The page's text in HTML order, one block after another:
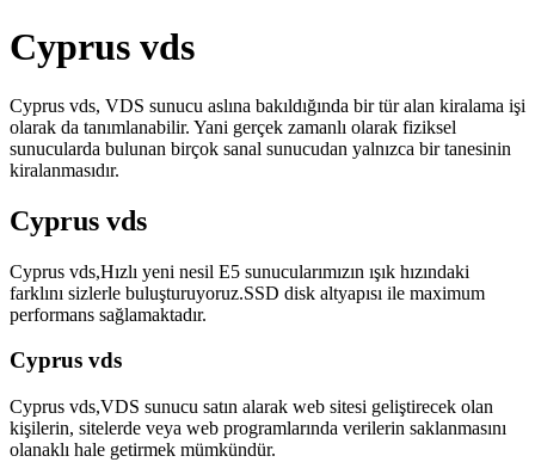
Cyprus vds
Cyprus vds, VDS sunucu aslına bakıldığında bir tür alan kiralama işi
olarak da tanımlanabilir. Yani gerçek zamanlı olarak fiziksel
sunucularda bulunan birçok sanal sunucudan yalnızca bir tanesinin
kiralanmasıdır.
Cyprus vds
Cyprus vds,Hızlı yeni nesil E5 sunucularımızın ışık hızındaki
farklını sizlerle buluşturuyoruz.SSD disk altyapısı ile maximum
performans sağlamaktadır.
Cyprus vds
Cyprus vds,VDS sunucu satın alarak web sitesi geliştirecek olan
kişilerin, sitelerde veya web programlarında verilerin saklanmasını
olanaklı hale getirmek mümkündür.